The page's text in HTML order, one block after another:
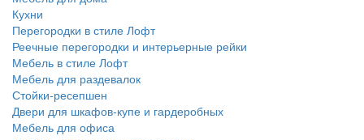
Кухни
Перегородки в стиле Лофт
Реечные перегородки и интерьерные рейки
Мебель в стиле Лофт
Мебель для раздевалок
Стойки-ресепшен
Двери для шкафов-купе и гардеробных
Мебель для офиса